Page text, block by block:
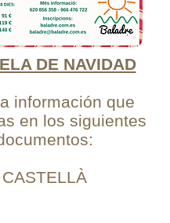
DE NAVIDAD
información que
en los siguientes
CASTELLÀ